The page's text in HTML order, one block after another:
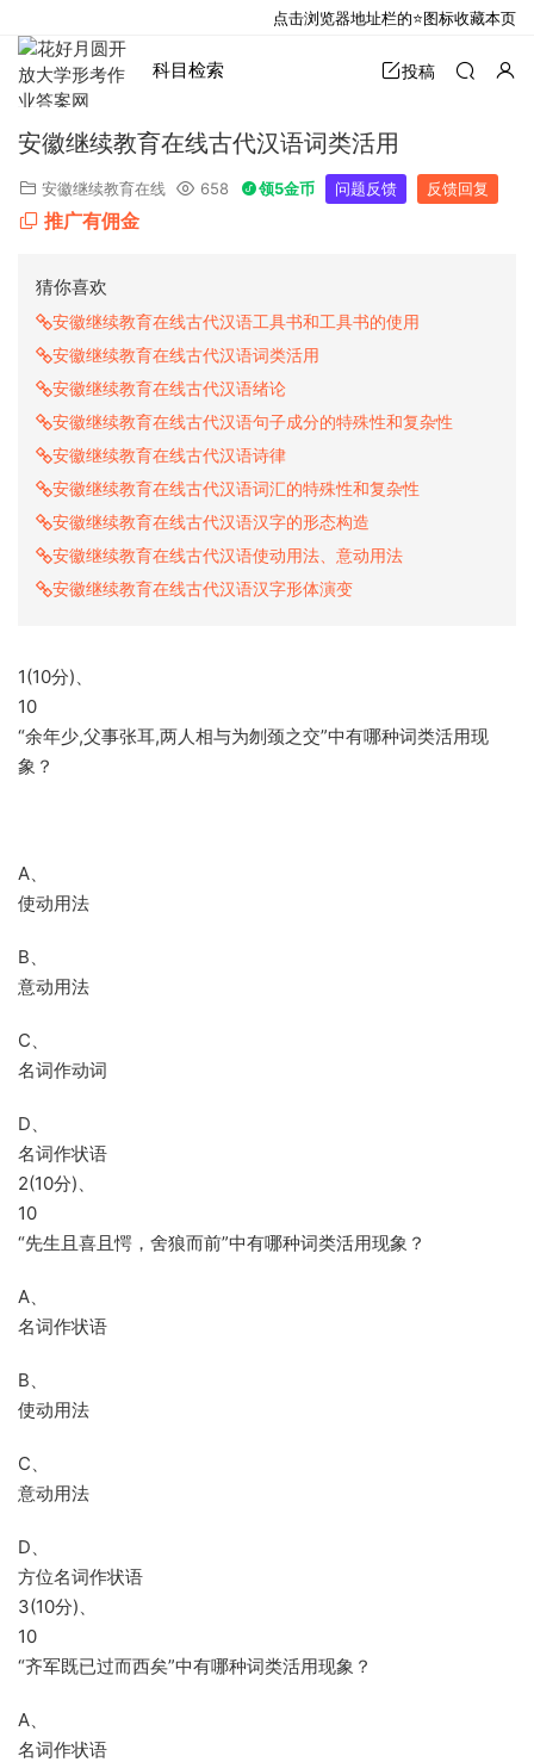
科目检索 投稿
安徽继续教育在线古代汉语词类活用
安徽继续教育在线 658 领5金币 问题反馈 反馈回复
推广有佣金
猜你喜欢
安徽继续教育在线古代汉语工具书和工具书的使用
安徽继续教育在线古代汉语词类活用
安徽继续教育在线古代汉语绪论
安徽继续教育在线古代汉语句子成分的特殊性和复杂性
安徽继续教育在线古代汉语诗律
安徽继续教育在线古代汉语词汇的特殊性和复杂性
安徽继续教育在线古代汉语汉字的形态构造
安徽继续教育在线古代汉语使动用法、意动用法
安徽继续教育在线古代汉语汉字形体演变
1(10分)、
10
“余年少,父事张耳,两人相与为刎颈之交”中有哪种词类活用现
象？
A、
使动用法
B、
意动用法
C、
名词作动词
D、
名词作状语
2(10分)、
10
“先生且喜且愕，舍狼而前”中有哪种词类活用现象？
A、
名词作状语
B、
使动用法
C、
意动用法
D、
方位名词作状语
3(10分)、
10
“齐军既已过而西矣”中有哪种词类活用现象？
A、
名词作状语
点击浏览器地址栏的⭐图标收藏本页